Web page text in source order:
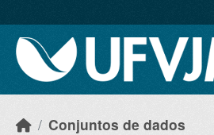
Conjuntos de dados